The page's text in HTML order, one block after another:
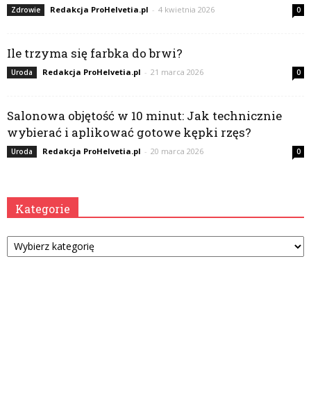
Zdrowie Redakcja ProHelvetia.pl - 4 kwietnia 2026 0
Ile trzyma się farbka do brwi?
Uroda Redakcja ProHelvetia.pl - 21 marca 2026 0
Salonowa objętość w 10 minut: Jak technicznie
wybierać i aplikować gotowe kępki rzęs?
Uroda Redakcja ProHelvetia.pl - 20 marca 2026 0
Kategorie
Kategorie